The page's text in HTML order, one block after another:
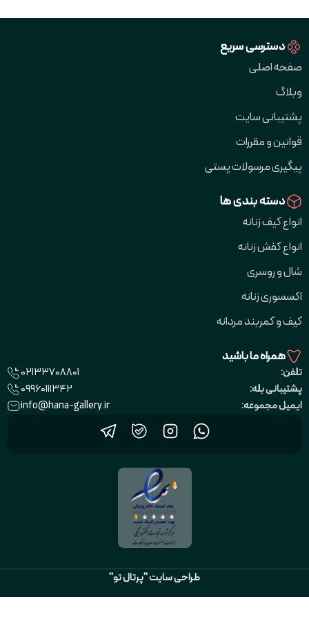
دسترسی سریع
صفحه اصلی
وبلاگ
پشتیبانی سایت
قوانین و مقررات
پیگیری مرسولات پستی
دسته بندی ها
انواع کیف زنانه
انواع کفش زنانه
شال و روسری
اکسسوری زنانه
کیف و کمربند مردانه
همراه ما باشید
تلفن:
02133708801
پشتیبانی بله:
09960111342
ایمیل مجموعه:
info@hana-gallery.ir
طراحی سایت "پرتال تو"